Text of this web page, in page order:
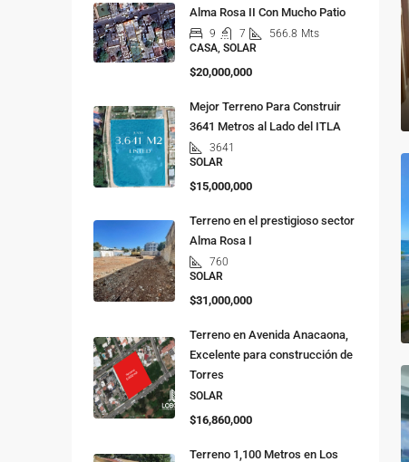
Alma Rosa II Con Mucho Patio
9 7 566.8 Mts
CASA, SOLAR
$20,000,000
Mejor Terreno Para Construir
3641 Metros al Lado del ITLA
3641
SOLAR
$15,000,000
Terreno en el prestigioso sector
Alma Rosa I
760
SOLAR
$31,000,000
Terreno en Avenida Anacaona,
Excelente para construcción de
Torres
SOLAR
$16,860,000
Terreno 1,100 Metros en Los